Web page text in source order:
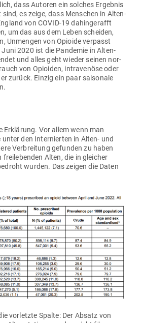
dass Autoren ein solches Ergebnis
es zeige, dass Men­schen in Alten-
von COVID-19 dahin­ge­rafft
um das aus dem Leben scheiden,
Unmengen von Opioide ver­passt
2020 ist die Pan­demie in Alten-
und alles geht wieder seinen nor­
von Opioiden, intra­venöse oder
zurück. Einzig ein paar sai­sonale
Erklärung. Vor allem wenn man
unter den Inter­nierten in Alten- und
Ver­breitung gefunden zu haben
frei­le­benden Alten, die in gleicher
wurden. Das zeigen die Daten
vor­letzte Spalte: Der Absatz von